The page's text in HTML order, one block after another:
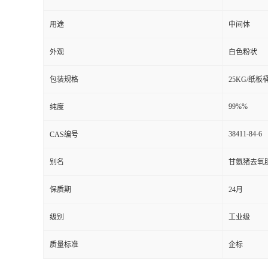
用途 中间体
外观 白色粉状
包装规格 25KG/纸板
纯度 99%%
CAS编号 38411-84-6
别名 甘氨猪去氧
保质期 24月
级别 工业级
质量标准 企标